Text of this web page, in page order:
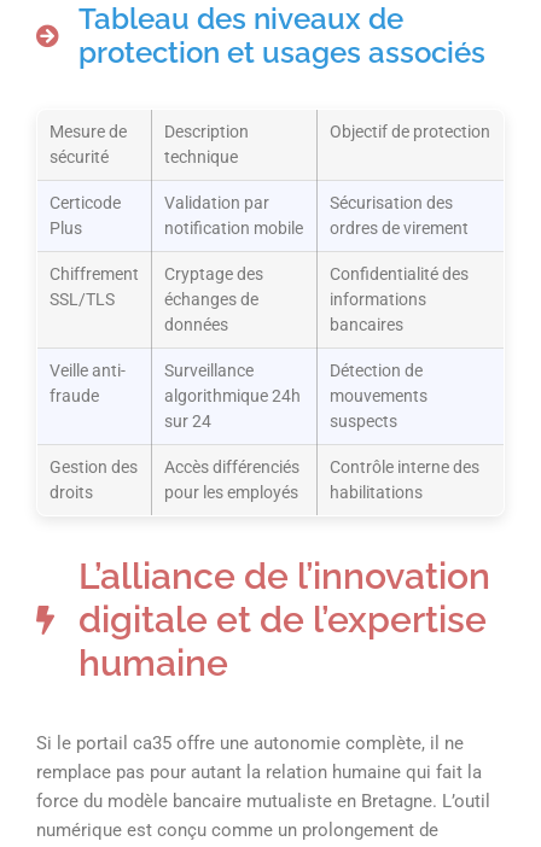
Tableau des niveaux de
protection et usages associés
Mesure de
sécurité
Description
technique
Objectif de protection
Certicode
Plus
Validation par
notification mobile
Sécurisation des
ordres de virement
Chiffrement
SSL/TLS
Cryptage des
échanges de
données
Confidentialité des
informations
bancaires
Veille anti-
fraude
Surveillance
algorithmique 24h
sur 24
Détection de
mouvements
suspects
Gestion des
droits
Accès différenciés
pour les employés
Contrôle interne des
habilitations
L’alliance de l’innovation
digitale et de l’expertise
humaine
Si le portail ca35 offre une autonomie complète, il ne
remplace pas pour autant la relation humaine qui fait la
force du modèle bancaire mutualiste en Bretagne. L’outil
numérique est conçu comme un prolongement de